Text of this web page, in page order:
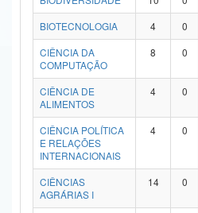
Advocacia-Geral da União
Banco Central do Brasil
BIOTECNOLOGIA
4 0
CIÊNCIA DA
COMPUTAÇÃO
8 0
CIÊNCIA DE
ALIMENTOS
4 0
CIÊNCIA POLÍTICA
E RELAÇÕES
INTERNACIONAIS
4 0
CIÊNCIAS
AGRÁRIAS I
14 0